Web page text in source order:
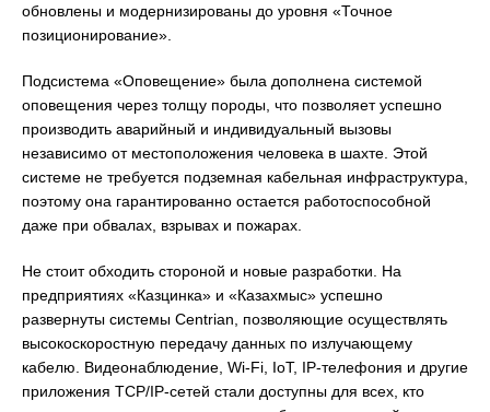
обновлены и модернизированы до уровня «Точное
позиционирование».
Подсистема «Оповещение» была дополнена системой
оповещения через толщу породы, что позволяет успешно
производить аварийный и индивидуальный вызовы
независимо от местоположения человека в шахте. Этой
системе не требуется подземная кабельная инфраструктура,
поэтому она гарантированно остается работоспособной
даже при обвалах, взрывах и пожарах.
Не стоит обходить стороной и новые разработки. На
предприятиях «Казцинка» и «Казахмыс» успешно
развернуты системы Centrian, позволяющие осуществлять
высокоскоростную передачу данных по излучающему
кабелю. Видеонаблюдение, Wi-Fi, IoT, IP-телефония и другие
приложения TCP/IP-сетей стали доступны для всех, кто